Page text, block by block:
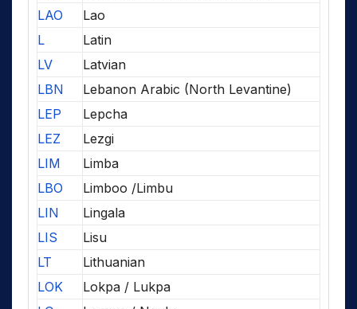
LAO
Lao
L
Latin
LV
Latvian
LBN
Lebanon Arabic (North Levantine)
LEP
Lepcha
LEZ
Lezgi
LIM
Limba
LBO
Limboo /Limbu
LIN
Lingala
LIS
Lisu
LT
Lithuanian
LOK
Lokpa / Lukpa